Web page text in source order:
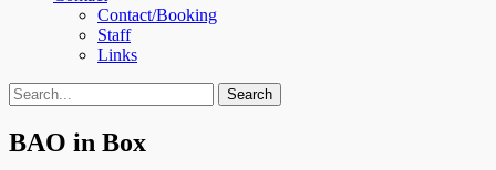
Contact/Booking
Staff
Links
Search
Search
for:
BAO in Box